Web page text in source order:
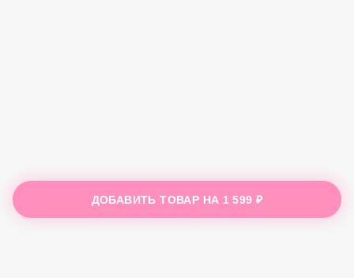
ДОБАВИТЬ ТОВАР НА 1 599 ₽